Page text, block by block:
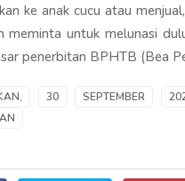
ke anak cucu atau
meminta untuk melunasi
penerbitan BPHTB (Bea
30 SEPTEMBER